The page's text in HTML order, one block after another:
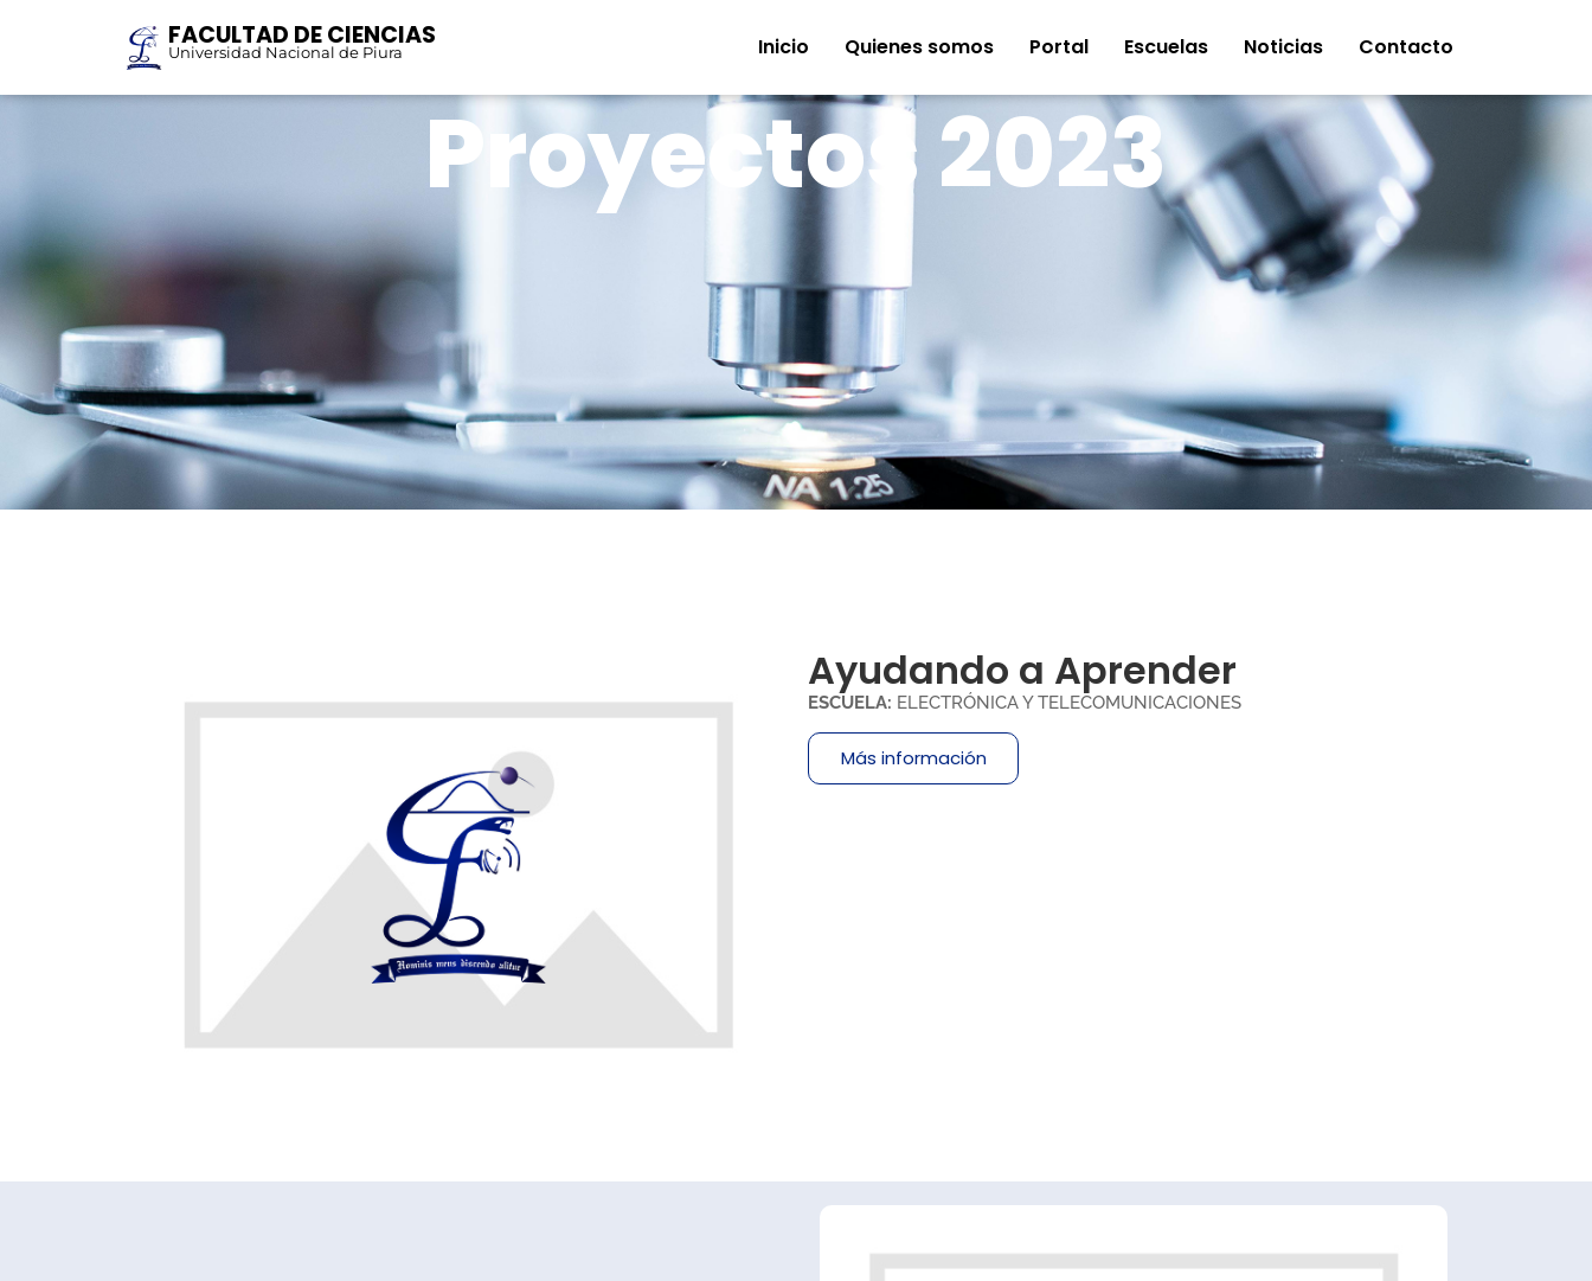
FACULTAD DE CIENCIAS
Universidad Nacional de Piura Inicio Quienes somos Portal Escuelas Noticias Contacto
Proyectos 2023
Ayudando a Aprender
ESCUELA: ELECTRÓNICA Y TELECOMUNICACIONES
Más información